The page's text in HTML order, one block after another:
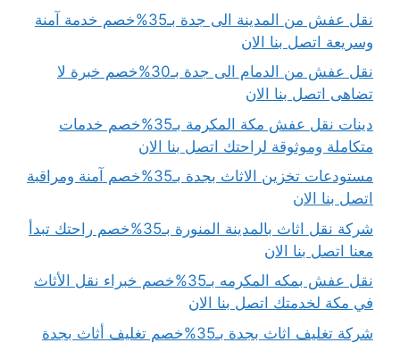
نقل عفش من المدينة الى جدة بـ35%خصم خدمة آمنة
وسريعة اتصل بنا الان
نقل عفش من الدمام الى جدة بـ30%خصم خبرة لا
تضاهى اتصل بنا الان
دينات نقل عفش مكة المكرمة بـ35%خصم خدمات
متكاملة وموثوقة لراحتك اتصل بنا الان
مستودعات تخزين الاثاث بجدة بـ35%خصم آمنة ومراقبة
اتصل بنا الان
شركة نقل اثاث بالمدينة المنورة بـ35%خصم راحتك تبدأ
معنا اتصل بنا الان
نقل عفش بمكه المكرمه بـ35%خصم خبراء نقل الأثاث
في مكة لخدمتك اتصل بنا الان
شركة تغليف اثاث بجدة بـ35%خصم تغليف أثاث بجدة